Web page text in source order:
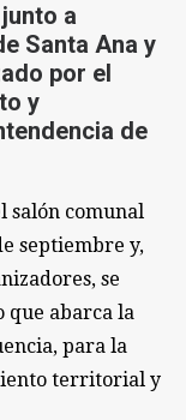
a
Santa Ana y
por el
y
de
salón comunal
septiembre y,
se
que abarca la
para la
territorial y